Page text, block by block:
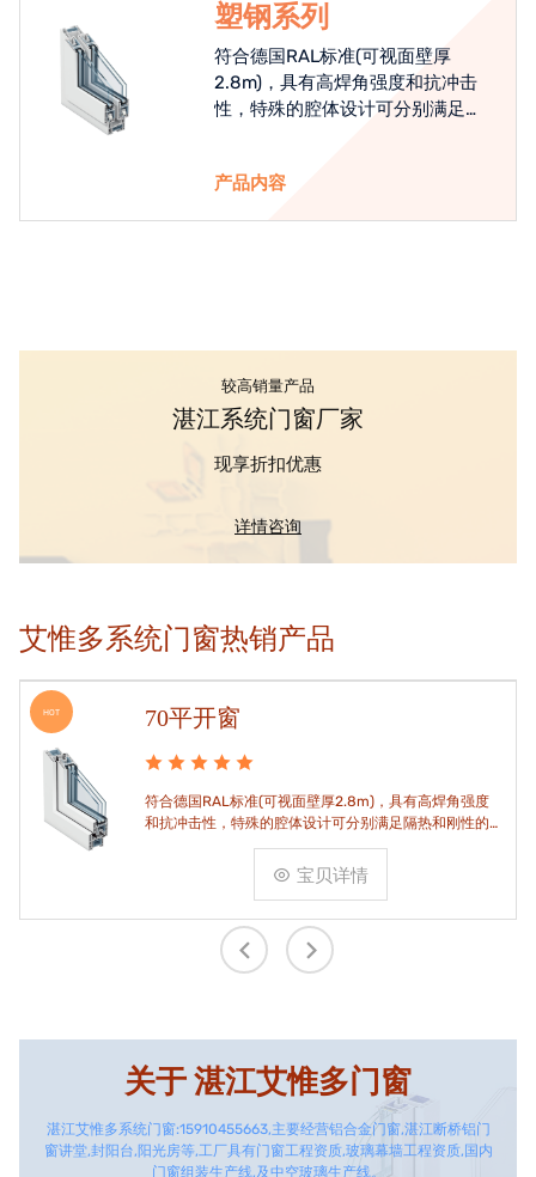
塑钢系列
符合德国RAL标准(可视面壁厚
2.8m)，具有高焊角强度和抗冲击
性，特殊的腔体设计可分别满足隔
产品内容
较高销量产品
湛江系统门窗厂家
现享折扣优惠
详情咨询
艾惟多系统门窗热销产品
HOT 70平开窗
符合德国RAL标准(可视面壁厚2.8m)，具有高焊角强度
和抗冲击性，特殊的腔体设计可分别满足隔热和刚性的
宝贝详情
关于湛江艾惟多门窗
湛江艾惟多系统门窗:15910455663,主要经营铝合金门窗,湛江断桥铝门
窗讲堂,封阳台,阳光房等,工厂具有门窗工程资质,玻璃幕墙工程资质,国内
门窗组装生产线,及中空玻璃生产线。